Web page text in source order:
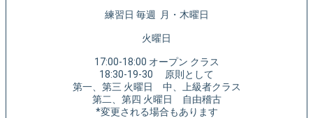
練習日 毎週 月・木曜日
火曜日
17:00-18:00 オープン クラス
18:30-19-30 原則として
第一、第三 火曜日 中、上級者クラス
第二、第四 火曜日 自由稽古
*変更される場合もあります